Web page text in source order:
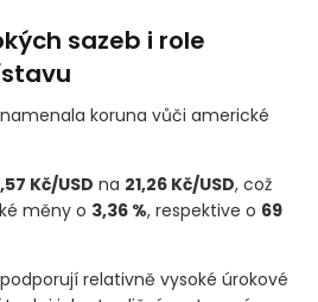
sazeb i role
koruna vůči americké
Kč/USD na 21,26 Kč/USD, což
měny o 3,36 %, respektive o 69
relativně vysoké úrokové